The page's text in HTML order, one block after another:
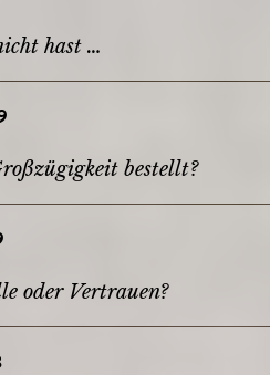
hast …
bestellt?
oder Vertrauen?